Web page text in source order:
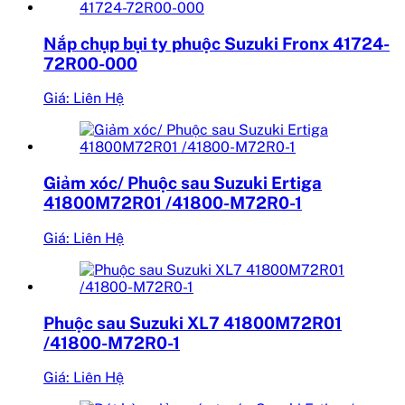
Nắp chụp bụi ty phuộc Suzuki Fronx 41724-
72R00-000
Giá: Liên Hệ
Giảm xóc/ Phuộc sau Suzuki Ertiga
41800M72R01 /41800-M72R0-1
Giá: Liên Hệ
Phuộc sau Suzuki XL7 41800M72R01
/41800-M72R0-1
Giá: Liên Hệ